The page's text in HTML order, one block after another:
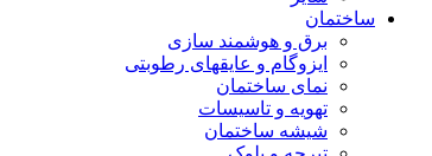
ساختمان
برق و هوشمند سازی
ایزوگام و عایقهای رطوبتی
نمای ساختمان
تهویه و تاسیسات
شیشه ساختمان